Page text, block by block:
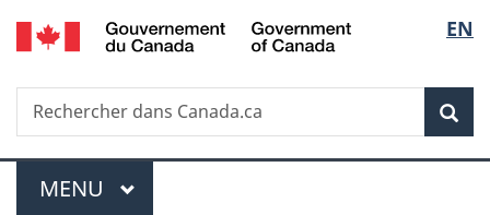
Passer
au
principal
Passer
à
Au
du
Passer
à
version
simplifiée
de
la
EN
Recherche
Rechercher
dans
Menu
MENU PRINCIPAL